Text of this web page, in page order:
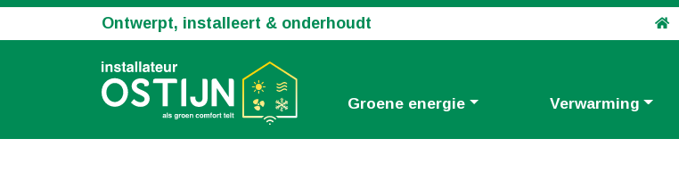
Ontwerpt, installeert & onderhoudt
Groene energie Verwarming